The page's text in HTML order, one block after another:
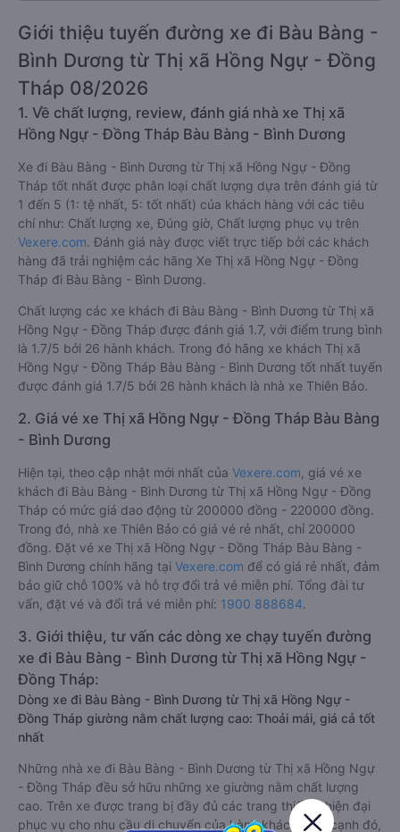
Giới thiệu tuyến đường xe đi Bàu Bàng -
Bình Dương từ Thị xã Hồng Ngự - Đồng
Tháp 08/2026
1. Về chất lượng, review, đánh giá nhà xe Thị xã
Hồng Ngự - Đồng Tháp Bàu Bàng - Bình Dương
Xe đi Bàu Bàng - Bình Dương từ Thị xã Hồng Ngự - Đồng
Tháp tốt nhất được phân loại chất lượng dựa trên đánh giá từ
1 đến 5 (1: tệ nhất, 5: tốt nhất) của khách hàng với các tiêu
chí như: Chất lượng xe, Đúng giờ, Chất lượng phục vụ trên
Vexere.com. Đánh giá này được viết trực tiếp bởi các khách
hàng đã trải nghiệm các hãng Xe Thị xã Hồng Ngự - Đồng
Tháp đi Bàu Bàng - Bình Dương.
Chất lượng các xe khách đi Bàu Bàng - Bình Dương từ Thị xã
Hồng Ngự - Đồng Tháp được đánh giá 1.7, với điểm trung bình
là 1.7/5 bởi 26 hành khách. Trong đó hãng xe khách Thị xã
Hồng Ngự - Đồng Tháp Bàu Bàng - Bình Dương tốt nhất tuyến
được đánh giá 1.7/5 bởi 26 hành khách là nhà xe Thiên Bảo.
2. Giá vé xe Thị xã Hồng Ngự - Đồng Tháp Bàu Bàng
- Bình Dương
Hiện tại, theo cập nhật mới nhất của Vexere.com , giá vé xe
khách đi Bàu Bàng - Bình Dương từ Thị xã Hồng Ngự - Đồng
Tháp có mức giá dao động từ 200000 đồng - 220000 đồng.
Trong đó, nhà xe Thiên Bảo có giá vé rẻ nhất, chỉ 200000
đồng. Đặt vé xe Thị xã Hồng Ngự - Đồng Tháp Bàu Bàng -
Bình Dương chính hãng tại Vexere.com để có giá rẻ nhất, đảm
bảo giữ chỗ 100% và hỗ trợ đổi trả vé miễn phí. Tổng đài tư
vấn, đặt vé và đổi trả vé miễn phí: 1900 888684.
3. Giới thiệu, tư vấn các dòng xe chạy tuyến đường
xe đi Bàu Bàng - Bình Dương từ Thị xã Hồng Ngự -
Đồng Tháp:
Dòng xe đi Bàu Bàng - Bình Dương từ Thị xã Hồng Ngự -
Đồng Tháp giường nằm chất lượng cao: Thoải mái, giá cả tốt
nhất
Những nhà xe đi Bàu Bàng - Bình Dương từ Thị xã Hồng Ngự
- Đồng Tháp đều sở hữu những xe giường nằm chất lượng
cao. Trên xe được trang bị đầy đủ các trang thiết bị hiện đại
phục vụ cho nhu cầu di chuyển của hành khách. Bên cạnh đó,